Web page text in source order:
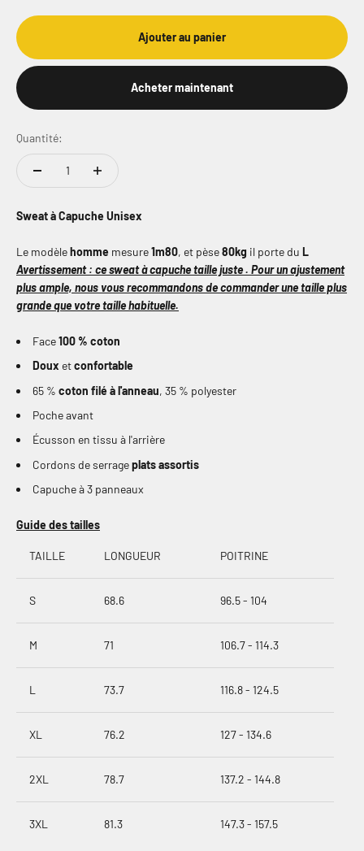
Ajouter au panier
Acheter maintenant
Quantité:
Sweat à Capuche Unisex
Le modèlehomme mesure1m80, et pèse80kg il porte du L
Avertissement : ce sweat à capuche taille juste . Pour un ajustement
plus ample, nous vous recommandons de commander une taille plus
grande que votre taille habituelle.
Face100 % coton
Doux etconfortable
65 % coton filé à l'anneau, 35 % polyester
Poche avant
Écusson en tissu à l'arrière
Cordons de serrageplats assortis
Capuche à 3 panneaux
Guide des tailles
TAILLE LONGUEUR POITRINE
S 68.6 96.5 - 104
M 71 106.7 - 114.3
L 73.7 116.8 - 124.5
XL 76.2 127 - 134.6
2XL 78.7 137.2 - 144.8
3XL 81.3 147.3 - 157.5